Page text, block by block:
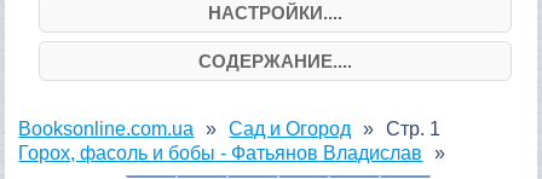
НАСТРОЙКИ....
СОДЕРЖАНИЕ....
Booksonline.com.ua
Сад и Огород
Горох, фасоль и бобы - Фатьянов Владислав
Стр. 1